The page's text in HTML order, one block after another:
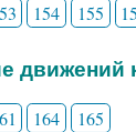
154 155
движений
164 165